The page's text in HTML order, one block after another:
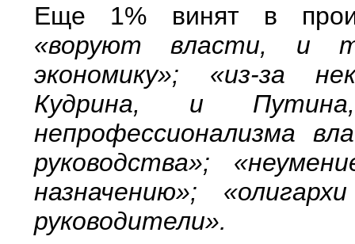
Еще 1% винят в
«воруют власти, и
экономику»; «из-за
Кудрина, и
непрофессионализма
руководства»;
назначению»;
руководители».